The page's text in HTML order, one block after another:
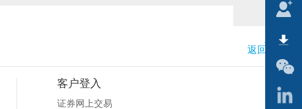
返回顶页
客户登入
证券网上交易